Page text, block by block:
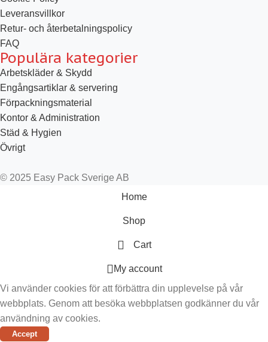
Leveransvillkor
Retur- och återbetalningspolicy
FAQ
Populära kategorier
Arbetskläder & Skydd
Engångsartiklar & servering
Förpackningsmaterial
Kontor & Administration
Städ & Hygien
Övrigt
© 2025 Easy Pack Sverige AB
Home
Shop
Cart
My account
Vi använder cookies för att förbättra din upplevelse på vår
webbplats. Genom att besöka webbplatsen godkänner du vår
användning av cookies.
Accept